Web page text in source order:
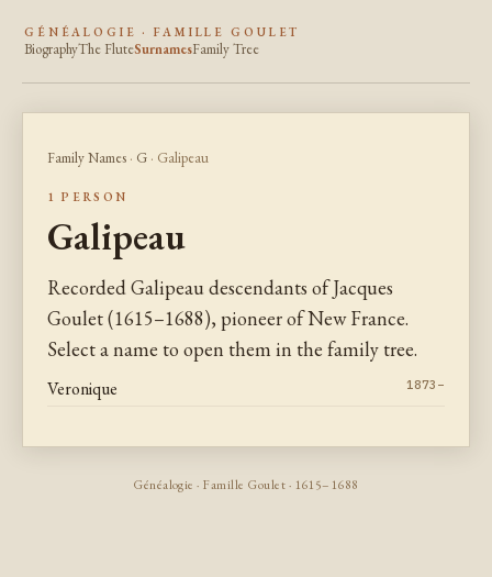
GÉNÉALOGIE · FAMILLE GOULET
BiographyThe FluteSurnamesFamily Tree
Family Names · G · Galipeau
1 PERSON
Galipeau
Recorded Galipeau descendants of Jacques
Goulet (1615–1688), pioneer of New France.
Select a name to open them in the family tree.
Veronique 1873–
Généalogie · Famille Goulet · 1615–1688